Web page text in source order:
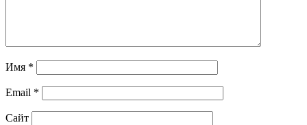
Имя *
Email *
Сайт